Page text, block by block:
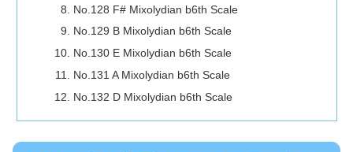
No.128 F# Mixolydian b6th Scale
No.129 B Mixolydian b6th Scale
No.130 E Mixolydian b6th Scale
No.131 A Mixolydian b6th Scale
No.132 D Mixolydian b6th Scale